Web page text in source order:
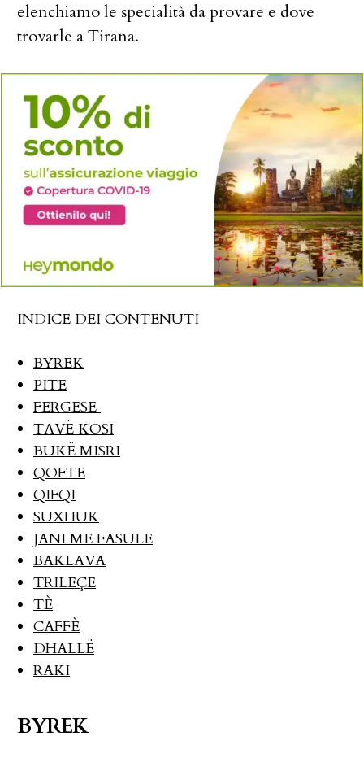
elenchiamo le specialità da provare e dove
trovarle a Tirana.
INDICE DEI CONTENUTI
BYREK
PITE
FERGESE
TAVË KOSI
BUKË MISRI
QOFTE
QIFQI
SUXHUK
JANI ME FASULE
BAKLAVA
TRILEÇE
TÈ
CAFFÈ
DHALLË
RAKI
BYREK